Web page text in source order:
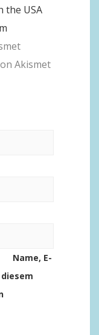
the USA
Akismet
Name, E-